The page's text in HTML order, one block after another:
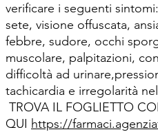
verificare i seguenti
sete, visione offuscata,
febbre, sudore, occhi
muscolare, palpitazioni,
difficoltà ad
tachicardia e irregolarità
TROVA IL FOGLIETTO
QUI https://